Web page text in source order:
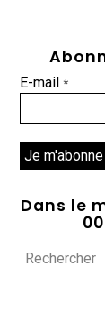
E-mail*
Dans le